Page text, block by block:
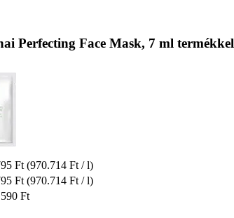
Perfecting Face Mask, 7 ml termékkel
Ft (970.714 Ft / l)
Ft (970.714 Ft / l)
Ft